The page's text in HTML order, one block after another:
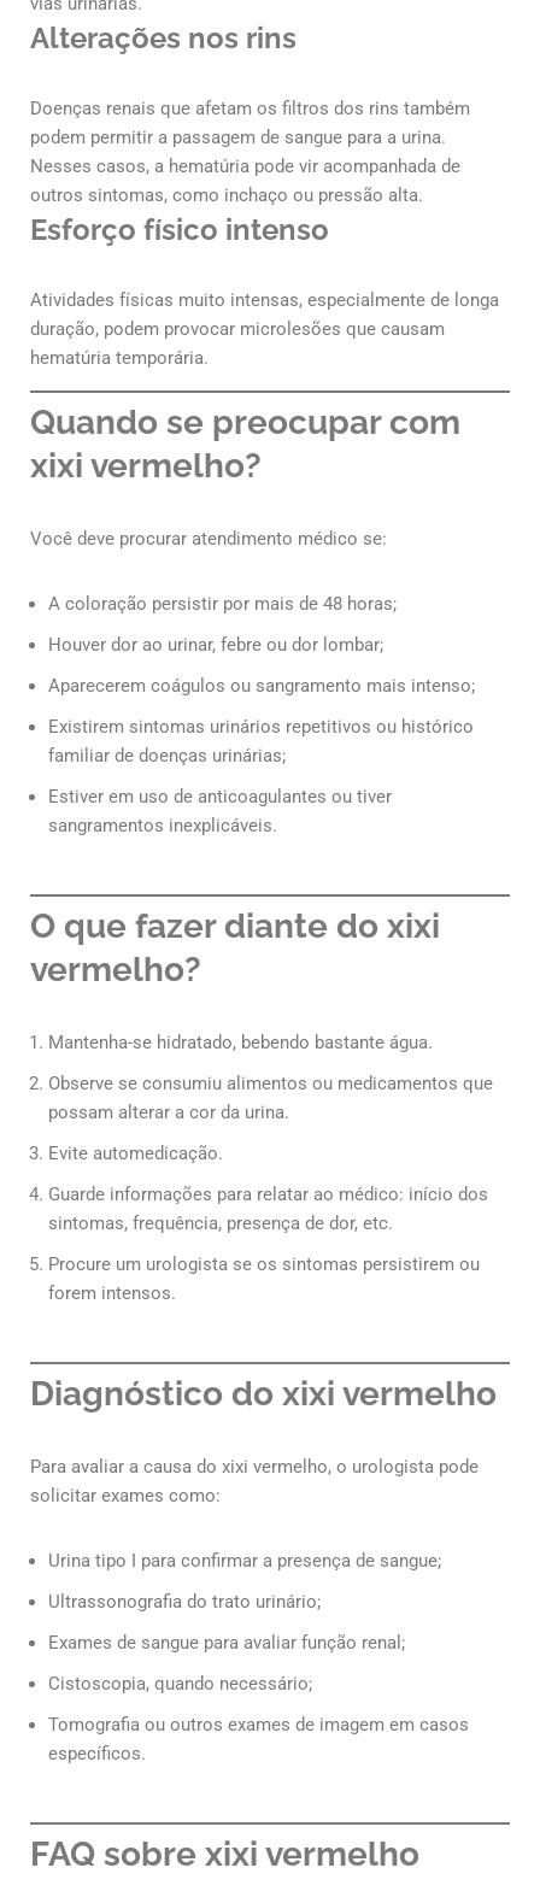
Alterações nos rins
Doenças renais que afetam os filtros dos rins também
podem permitir a passagem de sangue para a urina.
Nesses casos, a hematúria pode vir acompanhada de
outros sintomas, como inchaço ou pressão alta.
Esforço físico intenso
Atividades físicas muito intensas, especialmente de longa
duração, podem provocar microlesões que causam
hematúria temporária.
Quando se preocupar com
xixi vermelho?
Você deve procurar atendimento médico se:
A coloração persistir por mais de 48 horas;
Houver dor ao urinar, febre ou dor lombar;
Aparecerem coágulos ou sangramento mais intenso;
Existirem sintomas urinários repetitivos ou histórico
familiar de doenças urinárias;
Estiver em uso de anticoagulantes ou tiver
sangramentos inexplicáveis.
O que fazer diante do xixi
vermelho?
Mantenha-se hidratado, bebendo bastante água.
Observe se consumiu alimentos ou medicamentos que
possam alterar a cor da urina.
Evite automedicação.
Guarde informações para relatar ao médico: início dos
sintomas, frequência, presença de dor, etc.
Procure um urologista se os sintomas persistirem ou
forem intensos.
Diagnóstico do xixi vermelho
Para avaliar a causa do xixi vermelho, o urologista pode
solicitar exames como:
Urina tipo I para confirmar a presença de sangue;
Ultrassonografia do trato urinário;
Exames de sangue para avaliar função renal;
Cistoscopia, quando necessário;
Tomografia ou outros exames de imagem em casos
específicos.
FAQ sobre xixi vermelho